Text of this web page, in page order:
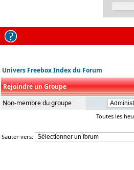
Univers Freebox Index du Forum
Rejoindre un Groupe
Non-membre du groupe
Toutes les
Sauter vers: